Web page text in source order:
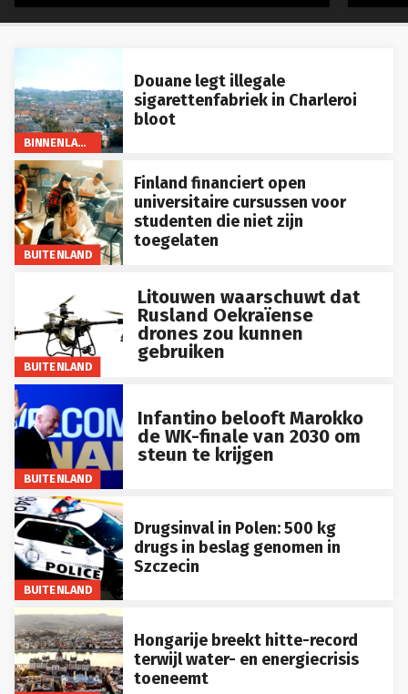
BINNENLAND
Douane legt illegale
sigarettenfabriek in Charleroi
bloot
BUITENLAND
Finland financiert open
universitaire cursussen voor
studenten die niet zijn
toegelaten
BUITENLAND
Litouwen waarschuwt dat
Rusland Oekraïense
drones zou kunnen
gebruiken
BUITENLAND
Infantino belooft Marokko
de WK-finale van 2030 om
steun te krijgen
BUITENLAND
Drugsinval in Polen: 500 kg
drugs in beslag genomen in
Szczecin
Hongarije breekt hitte-record
terwijl water- en energiecrisis
toeneemt